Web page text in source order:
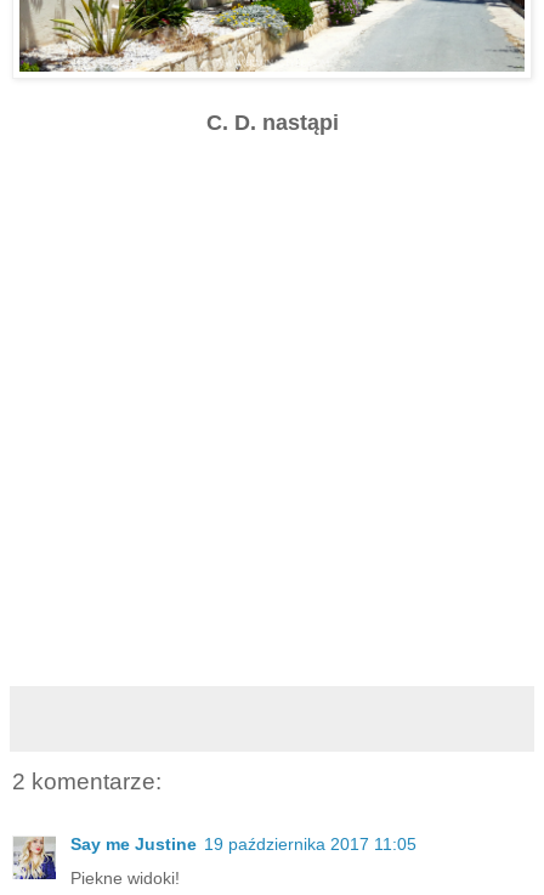
C. D. nastąpi
2 komentarze:
Say me Justine 19 października 2017 11:05
Piekne widoki!